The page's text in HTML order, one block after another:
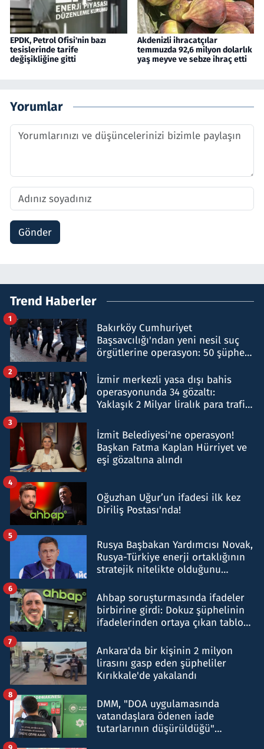
EPDK, Petrol Ofisi'nin bazı
tesislerinde tarife
değişikliğine gitti
Akdenizli ihracatçılar
temmuzda 92,6 milyon dolarlık
yaş meyve ve sebze ihraç etti
Yorumlar
Gönder
Trend Haberler
Bakırköy Cumhuriyet
Başsavcılığı'ndan yeni nesil suç
örgütlerine operasyon: 50 şüpheli
1
İzmir merkezli yasa dışı bahis
operasyonunda 34 gözaltı:
Yaklaşık 2 Milyar liralık para trafiği
2
İzmit Belediyesi'ne operasyon!
Başkan Fatma Kaplan Hürriyet ve
eşi gözaltına alındı
3
Oğuzhan Uğur’un ifadesi ilk kez
Diriliş Postası'nda!
4
Rusya Başbakan Yardımcısı Novak,
Rusya-Türkiye enerji ortaklığının
stratejik nitelikte olduğunu
5
Ahbap soruşturmasında ifadeler
birbirine girdi: Dokuz şüphelinin
ifadelerinden ortaya çıkan tablo
6
Ankara'da bir kişinin 2 milyon
lirasını gasp eden şüpheliler
Kırıkkale'de yakalandı
7
DMM, "DOA uygulamasında
vatandaşlara ödenen iade
tutarlarının düşürüldüğü"
8